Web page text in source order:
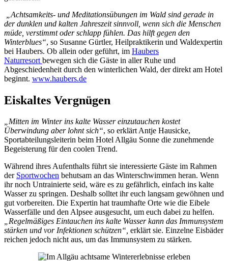
„Achtsamkeits- und Meditationsübungen im Wald sind gerade in
der dunklen und kalten Jahreszeit sinnvoll, wenn sich die Menschen
müde, verstimmt oder schlapp fühlen. Das hilft gegen den
Winterblues“, so Susanne Gürtler, Heilpraktikerin und Waldexpertin
bei Haubers. Ob allein oder geführt, im Haubers
Naturresort bewegen sich die Gäste in aller Ruhe und
Abgeschiedenheit durch den winterlichen Wald, der direkt am Hotel
beginnt. www.haubers.de
Eiskaltes Vergnügen
„Mitten im Winter ins kalte Wasser einzutauchen kostet
Überwindung aber lohnt sich“, so erklärt Antje Hausicke,
Sportabteilungsleiterin beim Hotel Allgäu Sonne die zunehmende
Begeisterung für den coolen Trend.
Während ihres Aufenthalts führt sie interessierte Gäste im Rahmen
der Sportwochen behutsam an das Winterschwimmen heran. Wenn
ihr noch Untrainierte seid, wäre es zu gefährlich, einfach ins kalte
Wasser zu springen. Deshalb solltet ihr euch langsam gewöhnen und
gut vorbereiten. Die Expertin hat traumhafte Orte wie die Eibele
Wasserfälle und den Alpsee ausgesucht, um euch dabei zu helfen.
„Regelmäßiges Eintauchen ins kalte Wasser kann das Immunsystem
stärken und vor Infektionen schützen“, erklärt sie. Einzelne Eisbäder
reichen jedoch nicht aus, um das Immunsystem zu stärken.